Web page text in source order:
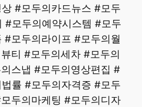
#모두의카드뉴스 #모두
#모두의예약시스템 #모두
#모두의라이프 #모두의월
티 #모두의세차 #모두의
스냅 #모두의영상편집 #
률 #모두의자격증 #모두
두의마케팅 #모두의디자